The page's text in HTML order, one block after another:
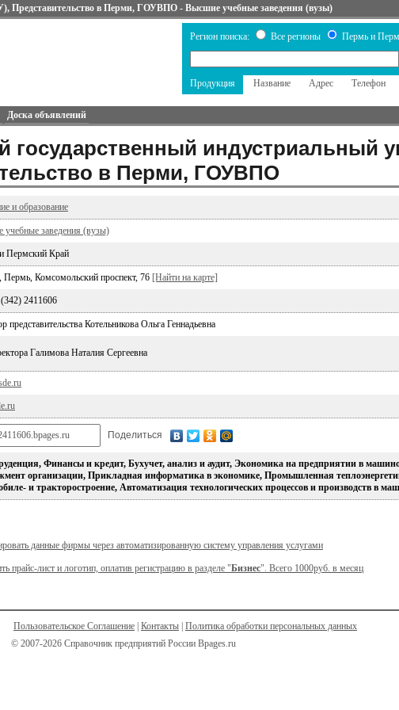
Представительство в Перми, ГОУВПО - Высшие учебные заведения (вузы)
Регион поиска: Все регионы Пермь и
Продукция Название Адрес Телефон
Доска объявлений
государственный индустриальный
в Перми, ГОУВПО
и образование
заведения (вузы)
Пермский Край
Пермь, Комсомольский проспект, 76 [Найти на карте]
2411606
представительства Котельникова Ольга Геннадьевна
Галимова Наталия Сергеевна
Поделиться
Финансы и кредит, Бухучет, анализ и аудит, Экономика на предприятии в
организации, Прикладная информатика в экономике, Промышленная
и тракторостроение, Автоматизация технологических процессов и производств в
данные фирмы через автоматизированную систему управления услугами
прайс-лист и логотип, оплатив регистрацию в разделе "Бизнес". Всего 1000руб. в месяц
Пользовательское Соглашение Контакты Политика обработки персональных данных
© 2007-2026 Справочник предприятий России Bpages.ru